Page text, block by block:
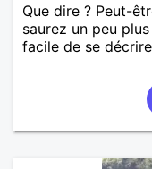
Que dire ? Peut-
saurez un peu
facile de se